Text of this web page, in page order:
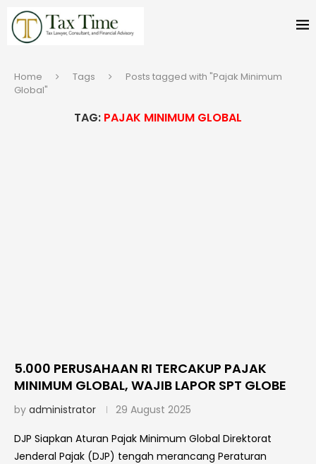
Home Tags
Posts tagged with "Pajak Minimum
Global"
TAG: PAJAK MINIMUM GLOBAL
5.000 PERUSAHAAN RI TERCAKUP PAJAK
MINIMUM GLOBAL, WAJIB LAPOR SPT GLOBE
by administrator 29 August 2025
DJP Siapkan Aturan Pajak Minimum Global Direktorat
Jenderal Pajak (DJP) tengah merancang Peraturan